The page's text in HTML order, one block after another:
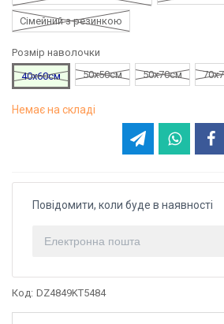
Сімейний з резинкою
Розмір наволочки
40х60см
50х50см 50х70см
Немає на складі
Повідомити, коли буде в наявності
Код: DZ4849KT5484